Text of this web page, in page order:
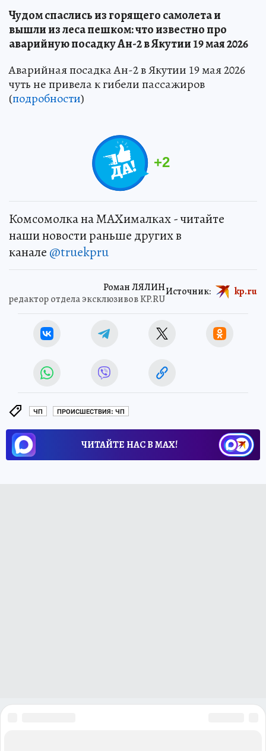
Чудом спаслись из горящего самолета и
вышли из леса пешком: что известно про
аварийную посадку Ан-2 в Якутии 19 мая 2026
Аварийная посадка Ан-2 в Якутии 19 мая 2026
чуть не привела к гибели пассажиров
(подробности)
+2
Комсомолка на MAXималках - читайте
наши новости раньше других в
канале @truekpru
Роман ЛЯЛИН
редактор отдела эксклюзивов KP.RU
Источник: kp.ru
ЧП ПРОИСШЕСТВИЯ: ЧП
ЧИТАЙТЕ НАС В МАХ!